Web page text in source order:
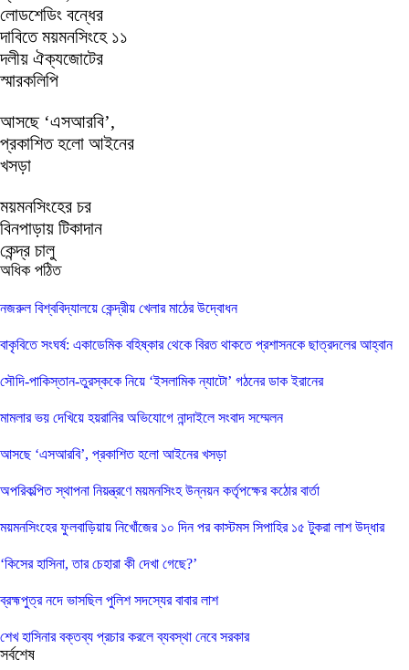
লোডশেডিং বন্ধের
দাবিতে ময়মনসিংহে ১১
দলীয় ঐক্যজোটের
স্মারকলিপি
আসছে ‘এসআরবি’,
প্রকাশিত হলো আইনের
খসড়া
ময়মনসিংহের চর
বিনপাড়ায় টিকাদান
কেন্দ্র চালু
অধিক পঠিত
নজরুল বিশ্ববিদ্যালয়ে কেন্দ্রীয় খেলার মাঠের উদ্বোধন
বাকৃবিতে সংঘর্ষ: একাডেমিক বহিষ্কার থেকে বিরত থাকতে প্রশাসনকে ছাত্রদলের আহ্বান
সৌদি-পাকিস্তান-তুরস্ককে নিয়ে ‘ইসলামিক ন্যাটো’ গঠনের ডাক ইরানের
মামলার ভয় দেখিয়ে হয়রানির অভিযোগে নান্দাইলে সংবাদ সম্মেলন
আসছে ‘এসআরবি’, প্রকাশিত হলো আইনের খসড়া
অপরিকল্পিত স্থাপনা নিয়ন্ত্রণে ময়মনসিংহ উন্নয়ন কর্তৃপক্ষের কঠোর বার্তা
ময়মনসিংহের ফুলবাড়িয়ায় নিখোঁজের ১০ দিন পর কাস্টমস সিপাহির ১৫ টুকরা লাশ উদ্ধার
‘কিসের হাসিনা, তার চেহারা কী দেখা গেছে?’
ব্রহ্মপুত্র নদে ভাসছিল পুলিশ সদস্যের বাবার লাশ
শেখ হাসিনার বক্তব্য প্রচার করলে ব্যবস্থা নেবে সরকার
সর্বশেষ